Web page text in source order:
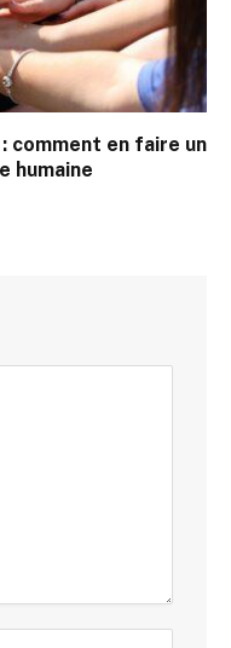
comment en faire un
humaine